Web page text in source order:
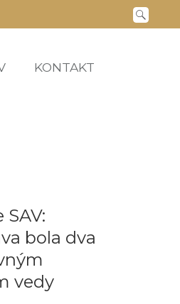
KONTAKT
SAV:
bola dva
vedy